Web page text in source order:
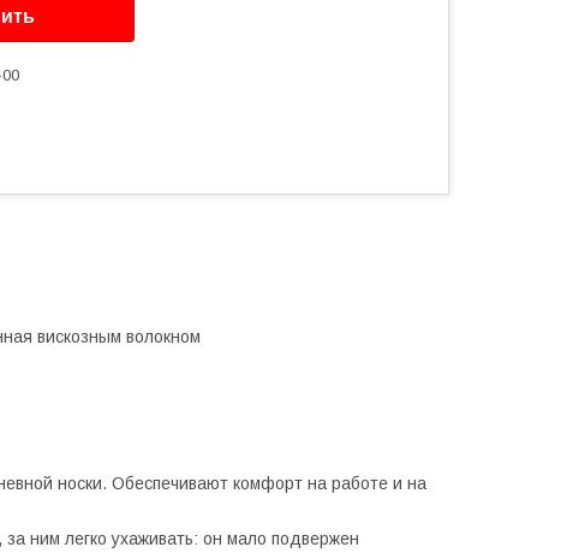
вискозным волокном
носки. Обеспечивают комфорт на работе и на
ним легко ухаживать: он мало подвержен